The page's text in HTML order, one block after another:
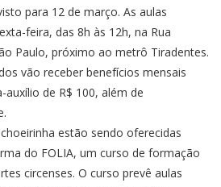
para 12 de março. As aulas
feira, das 8h às 12h, na Rua
Paulo, próximo ao metrô Tiradentes.
vão receber benefícios mensais
de R$ 100, além de
estão sendo oferecidas
do FOLIA, um curso de formação
circenses. O curso prevê aulas